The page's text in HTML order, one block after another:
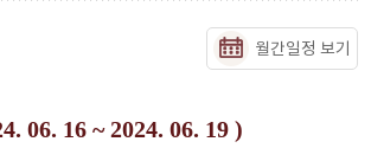
월간일정 보기
06. 16 ~ 2024. 06. 19 )